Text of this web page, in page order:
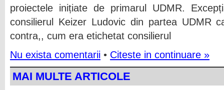
proiectele inițiate de primarul UDMR.
consilierul Keizer Ludovic din partea UDMR
contra,, cum era etichetat consilierul
Nu exista comentarii • Citeste in continuare »
MAI MULTE ARTICOLE